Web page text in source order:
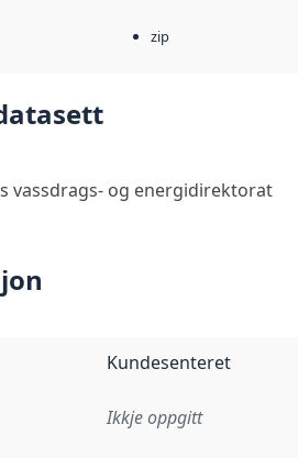
zip
vassdrags- og energidirektorat
Kundesenteret
Ikkje oppgitt